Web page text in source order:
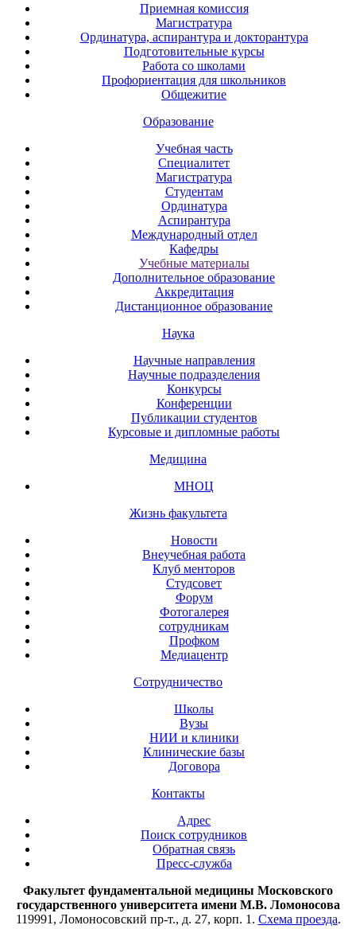
Приемная комиссия
Магистратура
Ординатура, аспирантура и докторантура
Подготовительные курсы
Работа со школами
Профориентация для школьников
Общежитие
Образование
Учебная часть
Специалитет
Магистратура
Студентам
Ординатура
Аспирантура
Международный отдел
Кафедры
Учебные материалы
Дополнительное образование
Аккредитация
Дистанционное образование
Наука
Научные направления
Научные подразделения
Конкурсы
Конференции
Публикации студентов
Курсовые и дипломные работы
Медицина
МНОЦ
Жизнь факультета
Новости
Внеучебная работа
Клуб менторов
Студсовет
Форум
Фотогалерея
сотрудникам
Профком
Медиацентр
Сотрудничество
Школы
Вузы
НИИ и клиники
Клинические базы
Договора
Контакты
Адрес
Поиск сотрудников
Обратная связь
Пресс-служба
Факультет фундаментальной медицины Московского
государственного университета имени М.В. Ломоносова
119991, Ломоносовский пр-т., д. 27, корп. 1. Схема проезда.